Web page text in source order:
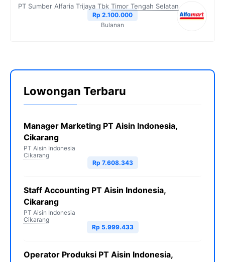
PT Sumber Alfaria Trijaya Tbk Timor Tengah Selatan
Rp 2.100.000
Bulanan
Lowongan Terbaru
Manager Marketing PT Aisin Indonesia,
Cikarang
PT Aisin Indonesia
Cikarang
Rp 7.608.343
Staff Accounting PT Aisin Indonesia,
Cikarang
PT Aisin Indonesia
Cikarang
Rp 5.999.433
Operator Produksi PT Aisin Indonesia,